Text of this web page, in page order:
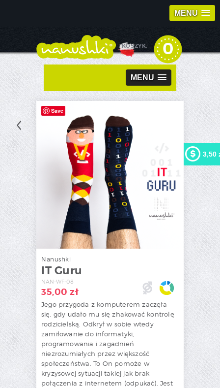
MENU
KOSZYK: 0
MENU
Save
Nanushki
IT Guru
NAN-WF-08
35,00 zł
Jego przygoda z komputerem zaczęła
się, gdy udało mu się zhakować kontrolę
rodzicielską. Odkrył w sobie wtedy
zamiłowanie do informatyki,
programowania i zagadnień
niezrozumiałych przez większość
społeczeństwa. To On pomoże w
kryzysowej sytuacji takiej jak brak
połączenia z internetem (odpukać). Jest
3,50
Kupując ten produkt możesz
otrzymać
w naszym
programie lojalnościowym.
Twój koszyk wyniesie
, które będzie można
zamienić na kupon
rabatowy.